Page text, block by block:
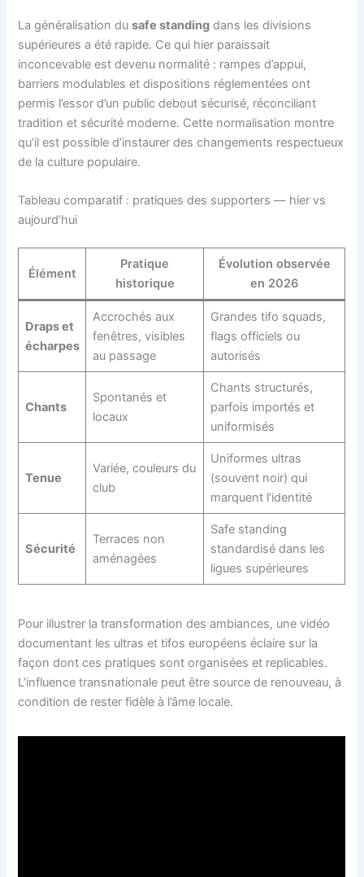
La généralisation dusafe standing dans les divisions
supérieures a été rapide. Ce qui hier paraissait
inconcevable est devenu normalité : rampes d’appui,
barriers modulables et dispositions réglementées ont
permis l’essor d’un public debout sécurisé, réconciliant
tradition et sécurité moderne. Cette normalisation montre
qu’il est possible d’instaurer des changements respectueux
de la culture populaire.
Tableau comparatif : pratiques des supporters — hier vs
aujourd’hui
Élément
Pratique
historique
Évolution observée
en 2026
Draps et
écharpes
Accrochés aux
fenêtres, visibles
au passage
Grandes tifo squads,
flags officiels ou
autorisés
Chants
Spontanés et
locaux
Chants structurés,
parfois importés et
uniformisés
Tenue
Variée, couleurs du
club
Uniformes ultras
(souvent noir) qui
marquent l’identité
Sécurité
Terraces non
aménagées
Safe standing
standardisé dans les
ligues supérieures
Pour illustrer la transformation des ambiances, une vidéo
documentant les ultras et tifos européens éclaire sur la
façon dont ces pratiques sont organisées et replicables.
L’influence transnationale peut être source de renouveau, à
condition de rester fidèle à l’âme locale.